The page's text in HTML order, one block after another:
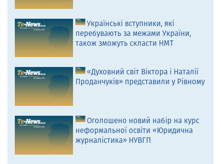
Українські вступники, які
перебувають за межами України,
також зможуть скласти НМТ
«Духовний світ Віктора і Наталії
Проданчуків» представили у Рівному
Оголошено новий набір на курс
неформальної освіти «Юридична
журналістика» НУВГП